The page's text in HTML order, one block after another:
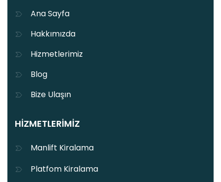
Ana Sayfa
Hakkımızda
Hizmetlerimiz
Blog
Bize Ulaşın
HIZMETLERIMIZ
Manlift Kiralama
Platfom Kiralama